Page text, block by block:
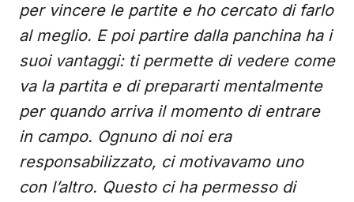
per vincere le partite e ho cercato di farlo
al meglio. E poi partire dalla panchina ha i
suoi vantaggi: ti permette di vedere come
va la partita e di prepararti mentalmente
per quando arriva il momento di entrare
in campo. Ognuno di noi era
responsabilizzato, ci motivavamo uno
con l’altro. Questo ci ha permesso di